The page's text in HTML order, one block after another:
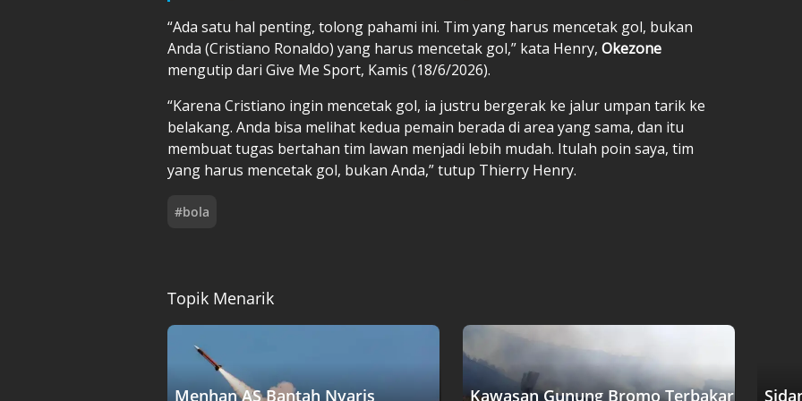
“Ada satu hal penting, tolong pahami ini. Tim yang harus mencetak gol, bukan
Anda (Cristiano Ronaldo) yang harus mencetak gol,” kata Henry, Okezone
mengutip dari Give Me Sport, Kamis (18/6/2026).
“Karena Cristiano ingin mencetak gol, ia justru bergerak ke jalur umpan tarik ke
belakang. Anda bisa melihat kedua pemain berada di area yang sama, dan itu
membuat tugas bertahan tim lawan menjadi lebih mudah. Itulah poin saya, tim
yang harus mencetak gol, bukan Anda,” tutup Thierry Henry.
#bola
Topik Menarik
Menhan AS Bantah Nyaris Kawasan Gunung Bromo Terbakar